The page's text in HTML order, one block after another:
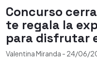
Concurso
te regala la
para disfrutar
Valentina Miranda - 24/06/